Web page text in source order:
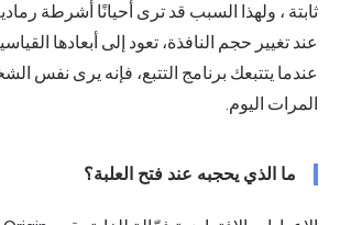
، ولهذا السبب قد ترى أحيانًا أشرطة رمادية
تغيير حجم النافذة، تعود إلى أبعادها
يتتبعك برنامج التتبع، فإنه يرى نفس
اليوم.
ما الذي يحجبه عند فتح العلبة؟